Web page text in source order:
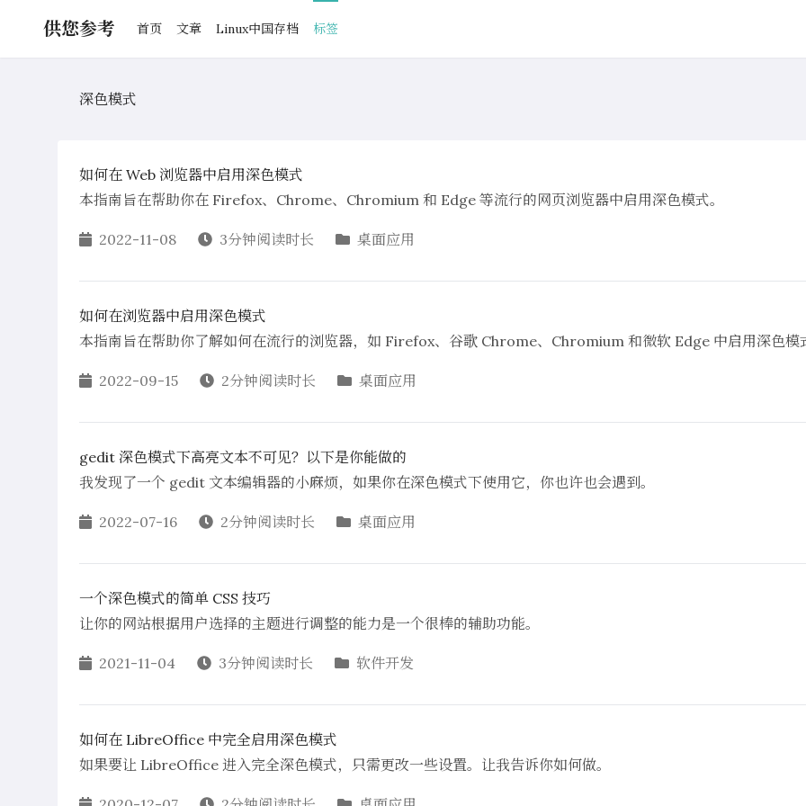
供您参考 首页 文章 Linux中国存档 标签
深色模式
如何在 Web 浏览器中启用深色模式
本指南旨在帮助你在 Firefox、Chrome、Chromium 和 Edge 等流行的网页浏览器中启用深色模式。
2022-11-08 3分钟阅读时长 桌面应用
如何在浏览器中启用深色模式
本指南旨在帮助你了解如何在流行的浏览器，如 Firefox、谷歌 Chrome、Chromium 和微软 Edge 中启用深色模
2022-09-15 2分钟阅读时长 桌面应用
gedit 深色模式下高亮文本不可见？以下是你能做的
我发现了一个 gedit 文本编辑器的小麻烦，如果你在深色模式下使用它，你也许也会遇到。
2022-07-16 2分钟阅读时长 桌面应用
一个深色模式的简单 CSS 技巧
让你的网站根据用户选择的主题进行调整的能力是一个很棒的辅助功能。
2021-11-04 3分钟阅读时长 软件开发
如何在 LibreOffice 中完全启用深色模式
如果要让 LibreOffice 进入完全深色模式，只需更改一些设置。让我告诉你如何做。